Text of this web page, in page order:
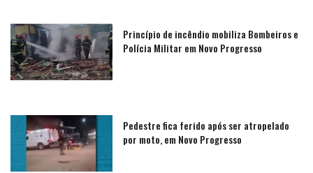
Princípio de incêndio mobiliza Bombeiros e
Polícia Militar em Novo Progresso
Pedestre fica ferido após ser atropelado
por moto, em Novo Progresso